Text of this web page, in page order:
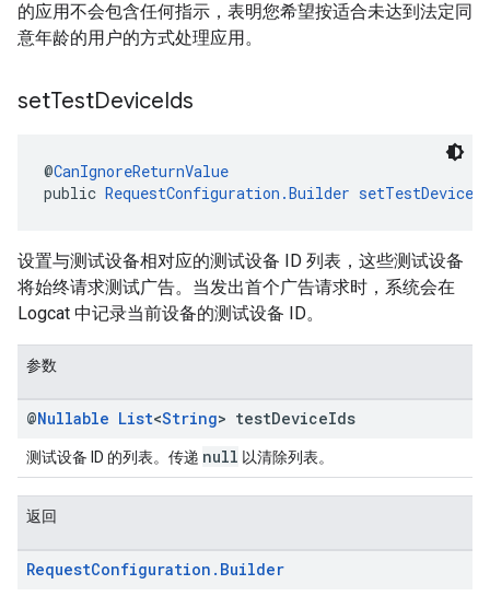
的应用不会包含任何指示，表明您希望按适合未达到法定同
意年龄的用户的方式处理应用。
setTestDeviceIds
@CanIgnoreReturnValue
public RequestConfiguration.Builder
设置与测试设备相对应的测试设备 ID 列表，这些测试设备
将始终请求测试广告。当发出首个广告请求时，系统会在
Logcat 中记录当前设备的测试设备 ID。
参数
@Nullable List<String> testDeviceIds
测试设备 ID 的列表。传递 null 以清除列表。
返回
RequestConfiguration . Builder